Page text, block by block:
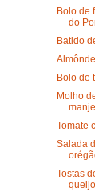
Bolo de
do
Batido
Bolo de
Molho
Tomate
Salada
Tostas
queijo